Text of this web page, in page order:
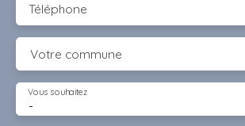
Téléphone
Votre commune
-
Vous souhaitez